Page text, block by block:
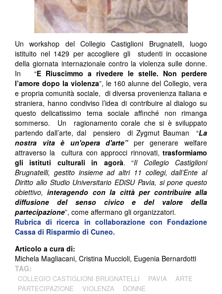
Un workshop del Collegio Castiglioni Brugnatelli, luogo
istituito nel 1429 per accogliere gli studenti in occasione
della giornata internazionale contro la violenza sulle donne.
In “E Riuscimmo a rivedere le stelle. Non perdere
l’amore dopo la violenza”, le 160 alunne del Collegio, vera
e propria comunità sociale, di diversa provenienza italiana e
straniera, hanno condiviso l’idea di contribuire al dialogo su
questo delicatissimo tema sociale affinché non rimanga
sommerso. Un ragionamento corale che si è sviluppato
partendo dall’arte, dal pensiero di Zygmut Bauman “La
nostra vita è un'opera d'arte” per generare welfare
attraverso la cultura con approcci rinnovati, trasformiamo
gli istituti culturali in agorà. “Il Collegio Castiglioni
Brugnatelli, gestito insieme ad altri 11 collegi, dall’Ente al
Diritto allo Studio Universitario EDiSU Pavia, si pone questo
obiettivo,interagendo con la città per contribuire alla
diffusione del senso civico e del valore della
partecipazione”, come affermano gli organizzatori.
Rubrica di ricerca in collaborazione con Fondazione
Cassa di Risparmio di Cuneo.
Articolo a cura di:
Michela Magliacani, Cristina Muccioli, Eugenia Bernardotti
TAG:
COLLEGIO CASTIGLIONI BRUGNATELLI PAVIA
ARTE
PARTECIPAZIONE
VIOLENZA DONNE